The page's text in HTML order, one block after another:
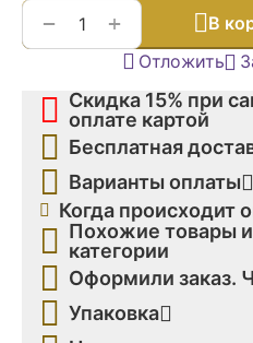
+
−
В
Отложить
Скидка 15% при
оплате картой
Бесплатная
Варианты оплаты
Когда происходит
Похожие товары
категории
Оформили заказ.
Упаковка